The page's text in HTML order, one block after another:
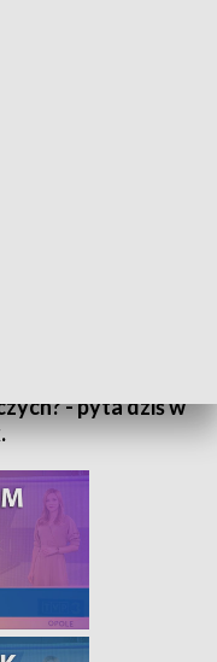
- pyta dziś w